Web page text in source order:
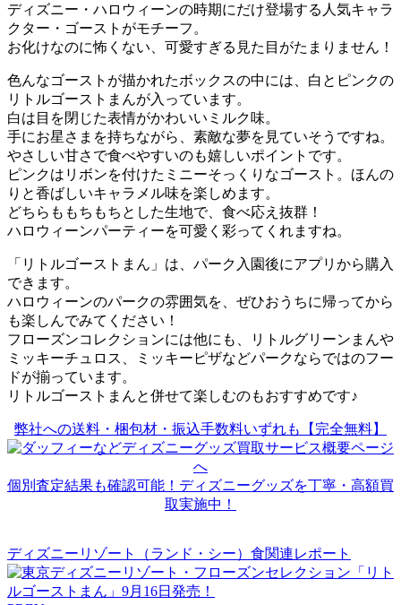
ディズニー・ハロウィーンの時期にだけ登場する人気キャラ
クター・ゴーストがモチーフ。
お化けなのに怖くない、可愛すぎる見た目がたまりません！
色んなゴーストが描かれたボックスの中には、白とピンクの
リトルゴーストまんが入っています。
白は目を閉じた表情がかわいいミルク味。
手にお星さまを持ちながら、素敵な夢を見ていそうですね。
やさしい甘さで食べやすいのも嬉しいポイントです。
ピンクはリボンを付けたミニーそっくりなゴースト。ほんの
りと香ばしいキャラメル味を楽しめます。
どちらももちもちとした生地で、食べ応え抜群！
ハロウィーンパーティーを可愛く彩ってくれますね。
「リトルゴーストまん」は、パーク入園後にアプリから購入
できます。
ハロウィーンのパークの雰囲気を、ぜひおうちに帰ってから
も楽しんでみてください！
フローズンコレクションには他にも、リトルグリーンまんや
ミッキーチュロス、ミッキーピザなどパークならではのフー
ドが揃っています。
リトルゴーストまんと併せて楽しむのもおすすめです♪
弊社への送料・梱包材・振込手数料いずれも【完全無料】
個別査定結果も確認可能！ディズニーグッズを丁寧・高額買
取実施中！
ディズニーリゾート（ランド・シー）食関連レポート